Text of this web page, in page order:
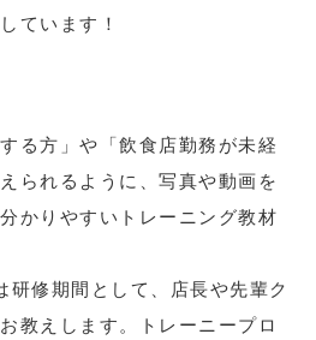
ています！
る方」や「飲食店勤務が未経
られるように、写真や動画を
かりやすいトレーニング教材
研修期間として、店長や先輩ク
教えします。トレーニープロ